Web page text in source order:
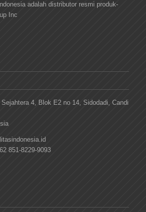
adalah distributor resmi produk-
Inc
Sejahtera 4, Blok E2 no 14, Sidodadi, Candi
851-8229-9093